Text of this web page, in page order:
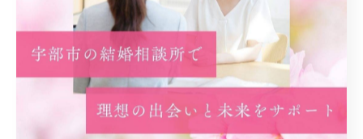
スタート カギ
プラン ネガティブ
乗り超える 経済 安定
コミュニティ 実践 計画 振り返り